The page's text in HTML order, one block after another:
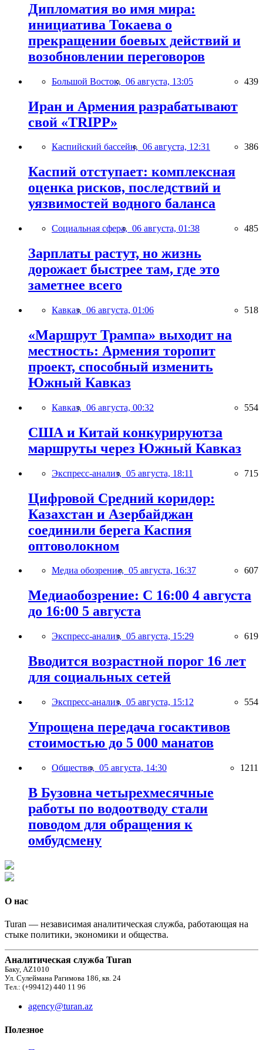
Дипломатия во имя мира:
инициатива Токаева о
прекращении боевых действий и
возобновлении переговоров
Большой Восток, 06 августа, 13:05 439
Иран и Армения разрабатывают
свой «TRIPP»
Каспийский бассейн, 06 августа, 12:31 386
Каспий отступает: комплексная
оценка рисков, последствий и
уязвимостей водного баланса
Социальная сфера, 06 августа, 01:38 485
Зарплаты растут, но жизнь
дорожает быстрее там, где это
заметнее всего
Кавказ, 06 августа, 01:06 518
«Маршрут Трампа» выходит на
местность: Армения торопит
проект, способный изменить
Южный Кавказ
Кавказ, 06 августа, 00:32 554
США и Китай конкурируютза
маршруты через Южный Кавказ
Экспресс-анализ, 05 августа, 18:11 715
Цифровой Средний коридор:
Казахстан и Азербайджан
соединили берега Каспия
оптоволокном
Медиа обозрение, 05 августа, 16:37 607
Медиаобозрение: С 16:00 4 августа
до 16:00 5 августа
Экспресс-анализ, 05 августа, 15:29 619
Вводится возрастной порог 16 лет
для социальных сетей
Экспресс-анализ, 05 августа, 15:12 554
Упрощена передача госактивов
стоимостью до 5 000 манатов
Общество, 05 августа, 14:30 1211
В Бузовна четырехмесячные
работы по водоотводу стали
поводом для обращения к
омбудсмену
О нас
Turan — независимая аналитическая служба, работающая на
стыке политики, экономики и общества.
Аналитическая служба Turan
Баку, AZ1010
Ул. Сулеймана Рагимова 186, кв. 24
Тел.: (+99412) 440 11 96
agency@turan.az
Полезное